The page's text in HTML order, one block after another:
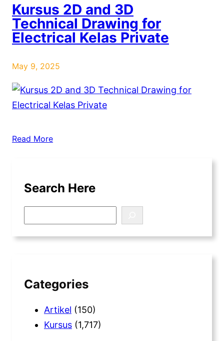
Kursus 2D and 3D
Technical Drawing for
Electrical Kelas Private
May 9, 2025
Read More
Search Here
e
a
Categories
Artikel (150)
Kursus (1,717)